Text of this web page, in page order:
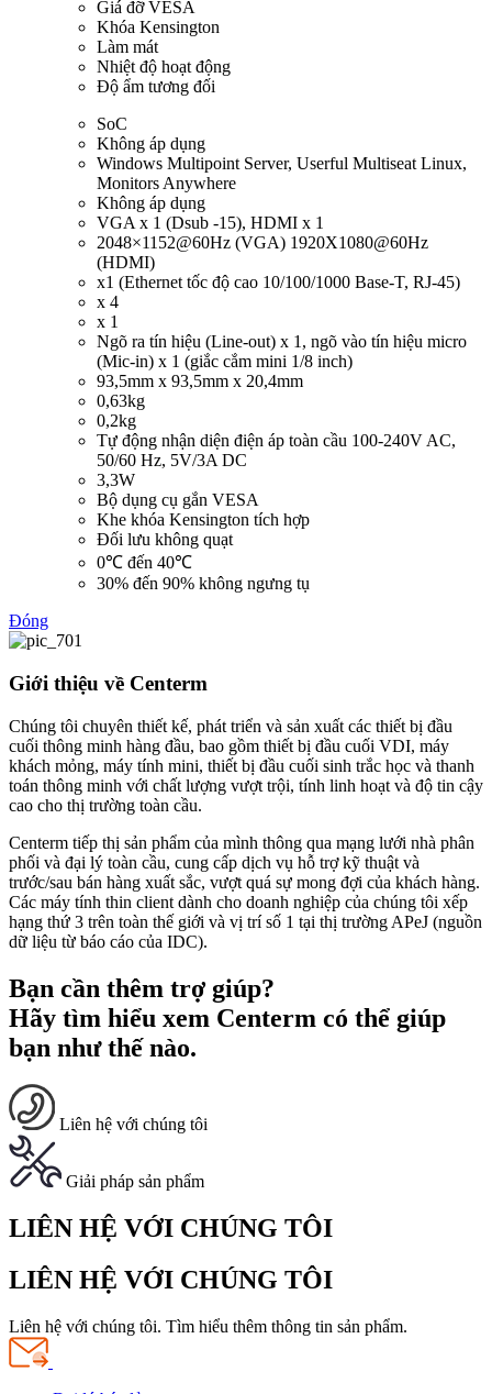
Giá đỡ VESA
Khóa Kensington
Làm mát
Nhiệt độ hoạt động
Độ ẩm tương đối
SoC
Không áp dụng
Windows Multipoint Server, Userful Multiseat Linux,
Monitors Anywhere
Không áp dụng
VGA x 1 (Dsub -15), HDMI x 1
2048×1152@60Hz (VGA) 1920X1080@60Hz
(HDMI)
x1 (Ethernet tốc độ cao 10/100/1000 Base-T, RJ-45)
x 4
x 1
Ngõ ra tín hiệu (Line-out) x 1, ngõ vào tín hiệu micro
(Mic-in) x 1 (giắc cắm mini 1/8 inch)
93,5mm x 93,5mm x 20,4mm
0,63kg
0,2kg
Tự động nhận diện điện áp toàn cầu 100-240V AC,
50/60 Hz, 5V/3A DC
3,3W
Bộ dụng cụ gắn VESA
Khe khóa Kensington tích hợp
Đối lưu không quạt
0℃ đến 40℃
30% đến 90% không ngưng tụ
Đóng
Giới thiệu về Centerm
Chúng tôi chuyên thiết kế, phát triển và sản xuất các thiết bị đầu
cuối thông minh hàng đầu, bao gồm thiết bị đầu cuối VDI, máy
khách mỏng, máy tính mini, thiết bị đầu cuối sinh trắc học và thanh
toán thông minh với chất lượng vượt trội, tính linh hoạt và độ tin cậy
cao cho thị trường toàn cầu.
Centerm tiếp thị sản phẩm của mình thông qua mạng lưới nhà phân
phối và đại lý toàn cầu, cung cấp dịch vụ hỗ trợ kỹ thuật và
trước/sau bán hàng xuất sắc, vượt quá sự mong đợi của khách hàng.
Các máy tính thin client dành cho doanh nghiệp của chúng tôi xếp
hạng thứ 3 trên toàn thế giới và vị trí số 1 tại thị trường APeJ (nguồn
dữ liệu từ báo cáo của IDC).
Bạn cần thêm trợ giúp?
Hãy tìm hiểu xem Centerm có thể giúp
bạn như thế nào.
Liên hệ với chúng tôi
Giải pháp sản phẩm
LIÊN HỆ VỚI CHÚNG TÔI
LIÊN HỆ VỚI CHÚNG TÔI
Liên hệ với chúng tôi. Tìm hiểu thêm thông tin sản phẩm.